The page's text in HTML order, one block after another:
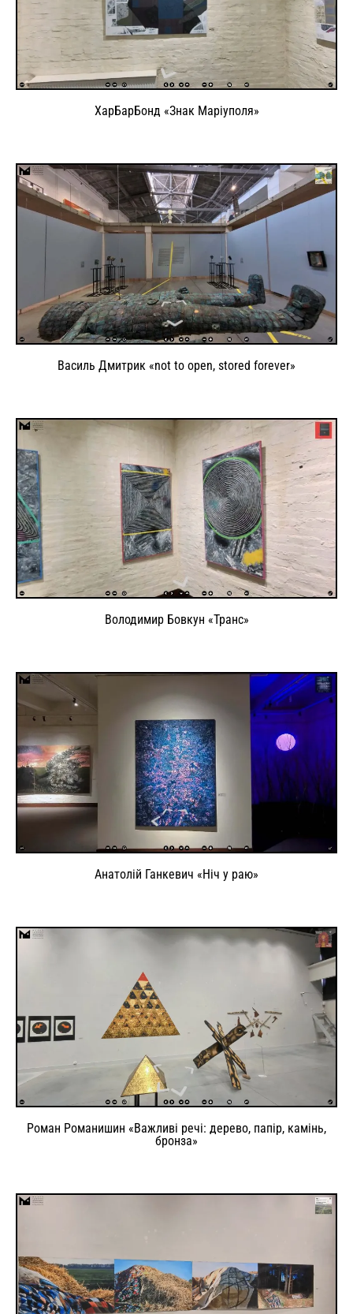
ХарБарБонд «Знак Маріуполя»
Василь Дмитрик «not to open, stored forever»
Володимир Бовкун «Транс»
Анатолій Ганкевич «Ніч у раю»
Роман Романишин «Важливі речі: дерево, папір, камінь,
бронза»